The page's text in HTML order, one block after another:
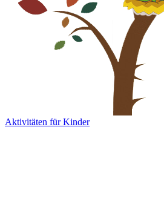
Aktivitäten für Kinder